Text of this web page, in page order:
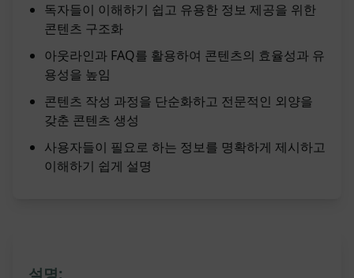
독자들이 이해하기 쉽고 유용한 정보 제공을 위한
콘텐츠 구조화
아웃라인과 FAQ를 활용하여 콘텐츠의 효율성과 유
용성을 높임
콘텐츠 작성 과정을 단순화하고 전문적인 외양을
갖춘 콘텐츠 생성
사용자들이 필요로 하는 정보를 명확하게 제시하고
이해하기 쉽게 설명